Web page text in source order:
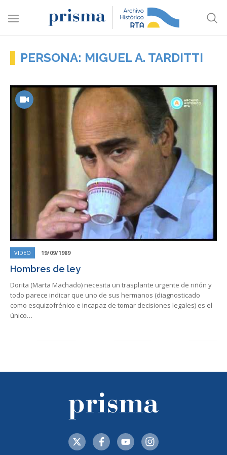
PERSONA: MIGUEL A. TARDITTI
VIDEO 19/09/1989
Hombres de ley
Dorita (Marta Machado) necesita un trasplante urgente de riñón y
todo parece indicar que uno de sus hermanos (diagnosticado
como esquizofrénico e incapaz de tomar decisiones legales) es el
único…